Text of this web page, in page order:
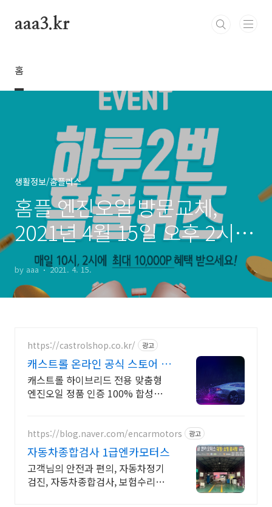
aaa3.kr
홈
생활정보/홈플러스
홈플 엔진오일 방문교체,
2021년 4월 15일 오후 2시
홈플퀴즈 정답
by aaa 2021. 4. 15.
https://castrolshop.co.kr/ 광고
캐스트롤 온라인 공식 스토어 엔
진오일 전문 브랜드
캐스트롤 하이브리드 전용 맞춤형
엔진오일 정품 인증 100% 합성엔진
https://blog.naver.com/encarmotors 광고
자동차종합검사 1급엔카모터스
고객님의 안전과 편의, 자동차정기
검진, 자동차종합검사, 보험수리등